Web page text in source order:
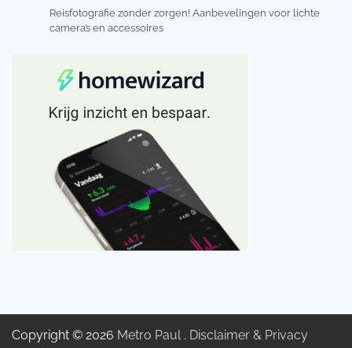
Reisfotografie zonder zorgen! Aanbevelingen voor lichte
camera’s en accessoires
Copyright © 2026 Metro Paul. Disclaimer & Privacy